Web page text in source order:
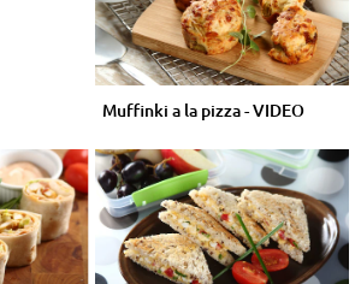
Muffinki a la pizza - VIDEO